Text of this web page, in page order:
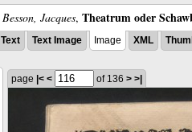
Besson, Jacques, Theatrum oder
Text Text Image Image XML
page |< < of 136 > >|